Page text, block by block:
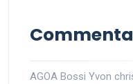
AGOA Bossi Yvon